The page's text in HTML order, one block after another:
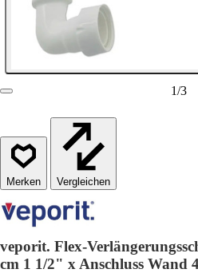
1/3
Vergleichen
veporit. Flex-
cm 1 1/2" x Anschluss Wand